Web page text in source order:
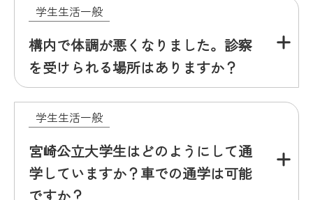
学生生活一般
構内で体調が悪くなりました。診察
を受けられる場所はありますか？
学生生活一般
宮崎公立大学生はどのようにして通
学していますか？車での通学は可能